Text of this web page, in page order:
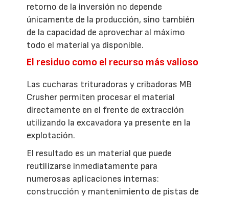
retorno de la inversión no depende
únicamente de la producción, sino también
de la capacidad de aprovechar al máximo
todo el material ya disponible.
El residuo como el recurso más valioso
Las cucharas trituradoras y cribadoras MB
Crusher permiten procesar el material
directamente en el frente de extracción
utilizando la excavadora ya presente en la
explotación.
El resultado es un material que puede
reutilizarse inmediatamente para
numerosas aplicaciones internas:
construcción y mantenimiento de pistas de